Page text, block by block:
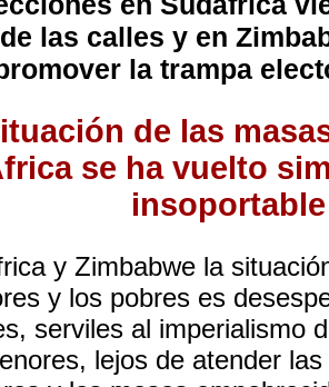
las calles y en
la trampa
de las
se ha vuelto
insoportable
y Zimbabwe la
y los pobres es
serviles al imperialismo
lejos de atender